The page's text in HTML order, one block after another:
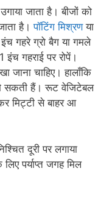
जाता है। बीजों को
है।पॉटिंग मिश्रणया
गहरे ग्रो बैग या गमले
गहराई पर रोपें।
जाना चाहिए। हालाँकि
सकती हैं। रूट वेजिटेबल
मिट्टी से बाहर आ
दूरी पर लगाया
पर्याप्त जगह मिल